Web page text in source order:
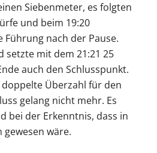
Siebenmeter, es folgten
und beim 19:20
nach der Pause.
setzte mit dem 21:21 25
auch den Schlusspunkt.
doppelte Überzahl für den
gelang nicht mehr. Es
bei der Erkenntnis, dass in
wäre.